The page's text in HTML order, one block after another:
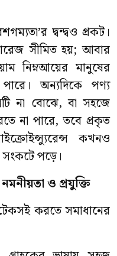
দ্বন্দ্বও প্রকট।
সীমিত হয়; আবার
নিম্নআয়ের মানুষের
অন্যদিকে পণ্য
না বোঝে, বা সহজে
না পারে, তবে প্রকৃত
কখনও
পড়ে।
ও প্রযুক্তি
করতে সমাধানের